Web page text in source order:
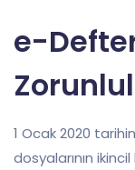
e-
1 Ocak 2020
dosyalarının